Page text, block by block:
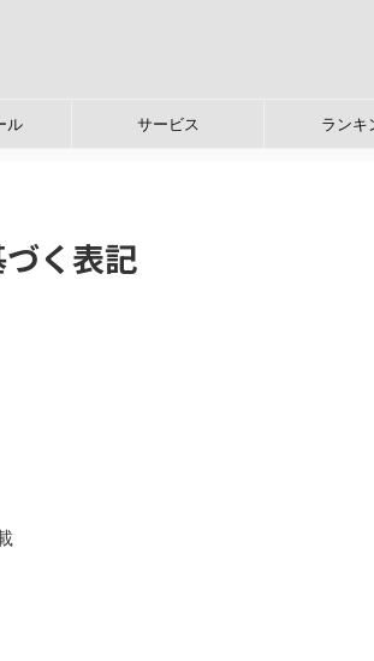
ル サービス ランキ
く表記